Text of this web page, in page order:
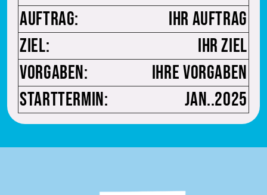
Auftrag:
Ihr Auftrag
Ziel:
Ihr Ziel
Vorgaben:
Ihre Vorgaben
Starttermin:
Jan..2025